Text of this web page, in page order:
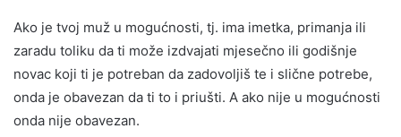
Ako je tvoj muž u mogućnosti, tj. ima imetka, primanja ili
zaradu toliku da ti može izdvajati mjesečno ili godišnje
novac koji ti je potreban da zadovoljiš te i slične potrebe,
onda je obavezan da ti to i priušti. A ako nije u mogućnosti
onda nije obavezan.